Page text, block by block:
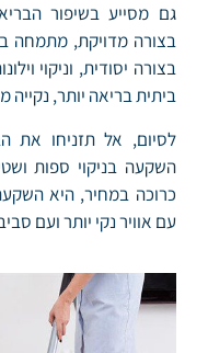
גם מסייע בשיפור
בצורה מדויקת, מתמחה
בצורה יסודית, וניקוי
ביתית בריאה יותר, נקייה
לסיום, אל תזניחו את
השקעה בניקוי ספות
כרוכה במחיר, היא
עם אוויר נקי יותר ועם